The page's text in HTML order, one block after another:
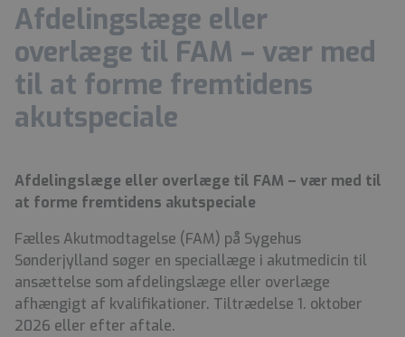
Afdelingslæge eller
overlæge til FAM – vær med
til at forme fremtidens
akutspeciale
Afdelingslæge eller overlæge til FAM – vær med til
at forme fremtidens akutspeciale
Fælles Akutmodtagelse (FAM) på Sygehus
Sønderjylland søger en speciallæge i akutmedicin til
ansættelse som afdelingslæge eller overlæge
afhængigt af kvalifikationer. Tiltrædelse 1. oktober
2026 eller efter aftale.